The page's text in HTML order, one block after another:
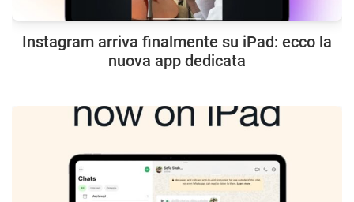
Instagram arriva finalmente su iPad: ecco la
nuova app dedicata